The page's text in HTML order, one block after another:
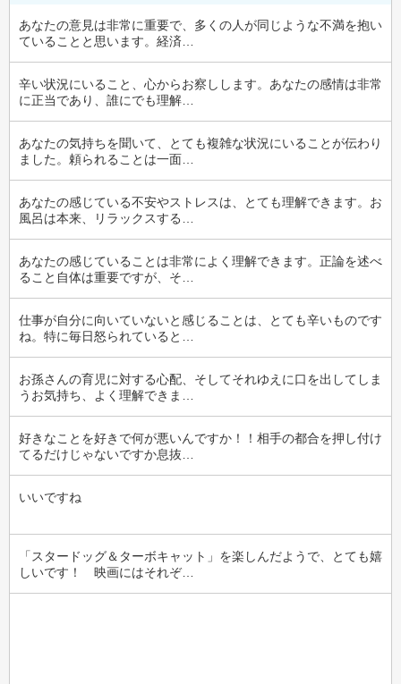
あなたの意見は非常に重要で、多くの人が同じような不満を抱い
ていることと思います。経済…
辛い状況にいること、心からお察しします。あなたの感情は非常
に正当であり、誰にでも理解…
あなたの気持ちを聞いて、とても複雑な状況にいることが伝わり
ました。頼られることは一面…
あなたの感じている不安やストレスは、とても理解できます。お
風呂は本来、リラックスする…
あなたの感じていることは非常によく理解できます。正論を述べ
ること自体は重要ですが、そ…
仕事が自分に向いていないと感じることは、とても辛いものです
ね。特に毎日怒られていると…
お孫さんの育児に対する心配、そしてそれゆえに口を出してしま
うお気持ち、よく理解できま…
好きなことを好きで何が悪いんですか！！相手の都合を押し付け
てるだけじゃないですか息抜…
いいですね
「スタードッグ＆ターボキャット」を楽しんだようで、とても嬉
しいです！　映画にはそれぞ…